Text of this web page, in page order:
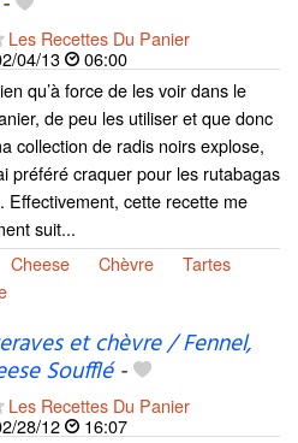
Les Recettes Du Panier
04/13
06:00
qu’à force de les voir dans le
de peu les utiliser et que donc
collection de radis noirs explose,
préféré craquer pour les rutabagas
Effectivement, cette recette me
suit...
Cheese Chèvre
Tartes
et chèvre / Fennel,
Soufflé-
Les Recettes Du Panier
28/12
16:07